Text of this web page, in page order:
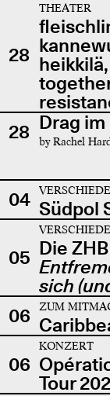
28
THEATER
28 Drag im
by Rachel
04 Südpol
05 Die
sich
06
ZUM
06
KONZERT
Tour